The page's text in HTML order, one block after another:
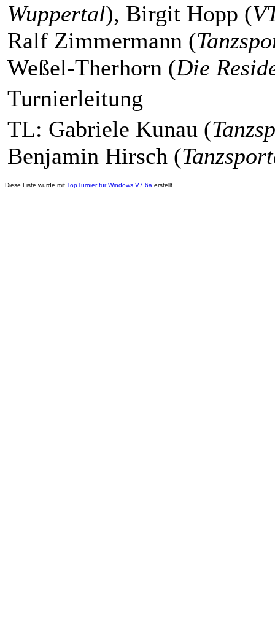
Wuppertal), Birgit Hopp (
Ralf Zimmermann (
Weßel-Therhorn (Die
Turnierleitung
TL: Gabriele Kunau (
Benjamin Hirsch (
Diese Liste wurde mit TopTurnier für Windows V7.6a erstellt.